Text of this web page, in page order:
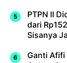
PTPN II
dari
Sisanya
Ganti Afifi